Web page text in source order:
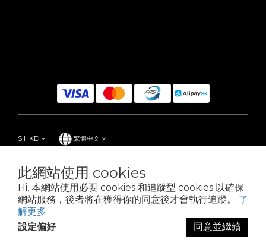
此網站使用 cookies
Hi, 本網站使用必要 cookies 和追蹤型 cookies 以確保
網站服務，後者將在獲得你的同意後才會執行追蹤。 了
解更多
設定偏好
同意並繼續
$ HKD 繁體中文
Powered by SHOPLINE